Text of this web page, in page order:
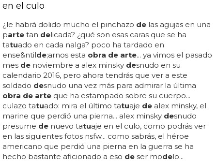
en el culo
¿le habrá dolido mucho el pinchazo de las agujas en una
parte tan delicada? ¿qué son esas caras que se ha
tatuado en cada nalga? poco ha tardado en
ense&ntilde;arnos esta obra de arte... ya vimos el pasado
mes de noviembre a alex minsky desnudo en su
calendario 2016, pero ahora tendrás que ver a este
soldado desnudo una vez más para admirar la última
obra de arte que ha estampado sobre su cuerpo...
culazo tatuado: mira el último tatuaje de alex minsky, el
marine que perdió una pierna... alex minsky desnudo
presume de nuevo tatuaje en el culo, como podrás ver
en las siguientes fotos nsfw... como sabrás, el héroe
americano que perdió una pierna en la guerra se ha
hecho bastante aficionado a eso de ser modelo...